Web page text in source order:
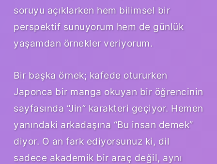
soruyu açıklarken hem bilimsel bir
perspektif sunuyorum hem de günlük
yaşamdan örnekler veriyorum.
Bir başka örnek; kafede otururken
Japonca bir manga okuyan bir öğrencinin
sayfasında “Jin” karakteri geçiyor. Hemen
yanındaki arkadaşına “Bu insan demek”
diyor. O an fark ediyorsunuz ki, dil
sadece akademik bir araç değil, aynı